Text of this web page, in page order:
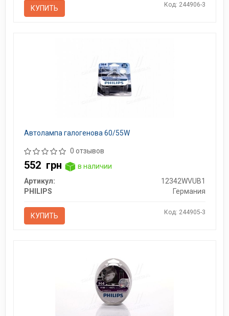
КУПИТЬ Код: 244906-3
Автолампа галогенова 60/55W
0 отзывов
552 грн
в наличии
Артикул:
12342WVUB1
PHILIPS
Германия
КУПИТЬ Код: 244905-3